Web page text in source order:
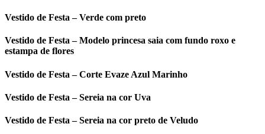
Vestido de Festa – Verde com preto
Vestido de Festa – Modelo princesa saia com fundo roxo e
estampa de flores
Vestido de Festa – Corte Evaze Azul Marinho
Vestido de Festa – Sereia na cor Uva
Vestido de Festa – Sereia na cor preto de Veludo